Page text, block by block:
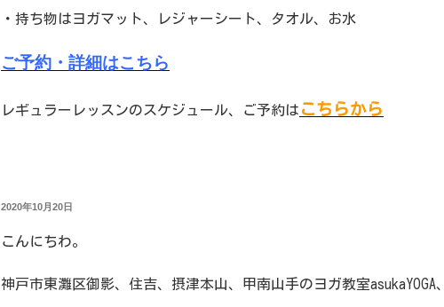
・持ち物はヨガマット、レジャーシート、タオル、お水
ご予約・詳細はこちら
レギュラーレッスンのスケジュール、ご予約は こちらから
投
日:
2020年10月20日
こんにちわ。
神戸市東灘区御影、住吉、摂津本山、甲南山手のヨガ教室asukaYOGA、